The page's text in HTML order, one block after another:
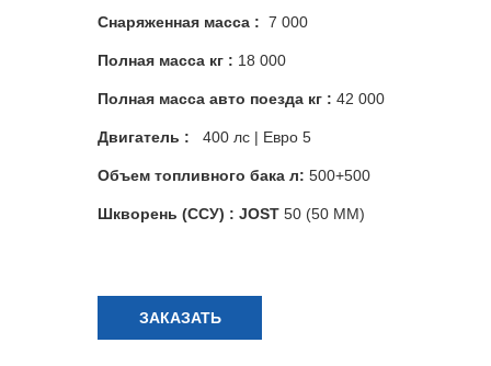
Снаряженная масса : 7 000
Полная масса кг : 18 000
Полная масса авто поезда кг : 42 000
Двигатель : 400 лс | Евро 5
Объем топливного бака л: 500+500
Шкворень (ССУ) : JOST 50 (50 MM)
ЗАКАЗАТЬ